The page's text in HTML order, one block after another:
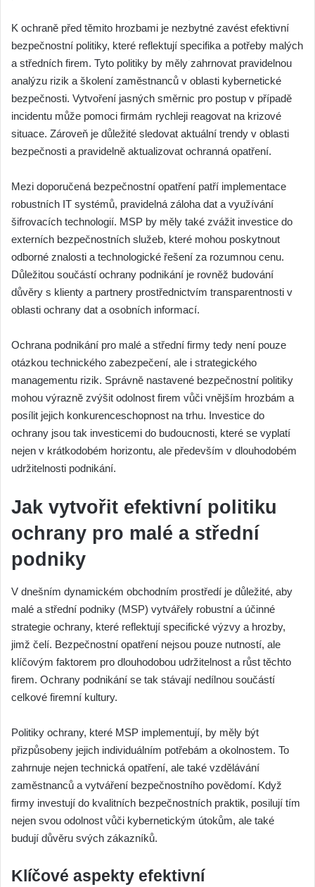
K ochraně před těmito hrozbami je nezbytné zavést efektivní
bezpečnostní politiky, které reflektují specifika a potřeby malých
a středních firem. Tyto politiky by měly zahrnovat pravidelnou
analýzu rizik a školení zaměstnanců v oblasti kybernetické
bezpečnosti. Vytvoření jasných směrnic pro postup v případě
incidentu může pomoci firmám rychleji reagovat na krizové
situace. Zároveň je důležité sledovat aktuální trendy v oblasti
bezpečnosti a pravidelně aktualizovat ochranná opatření.
Mezi doporučená bezpečnostní opatření patří implementace
robustních IT systémů, pravidelná záloha dat a využívání
šifrovacích technologií. MSP by měly také zvážit investice do
externích bezpečnostních služeb, které mohou poskytnout
odborné znalosti a technologické řešení za rozumnou cenu.
Důležitou součástí ochrany podnikání je rovněž budování
důvěry s klienty a partnery prostřednictvím transparentnosti v
oblasti ochrany dat a osobních informací.
Ochrana podnikání pro malé a střední firmy tedy není pouze
otázkou technického zabezpečení, ale i strategického
managementu rizik. Správně nastavené bezpečnostní politiky
mohou výrazně zvýšit odolnost firem vůči vnějším hrozbám a
posílit jejich konkurenceschopnost na trhu. Investice do
ochrany jsou tak investicemi do budoucnosti, které se vyplatí
nejen v krátkodobém horizontu, ale především v dlouhodobém
udržitelnosti podnikání.
Jak vytvořit efektivní politiku
ochrany pro malé a střední
podniky
V dnešním dynamickém obchodním prostředí je důležité, aby
malé a střední podniky (MSP) vytvářely robustní a účinné
strategie ochrany, které reflektují specifické výzvy a hrozby,
jimž čelí. Bezpečnostní opatření nejsou pouze nutností, ale
klíčovým faktorem pro dlouhodobou udržitelnost a růst těchto
firem. Ochrany podnikání se tak stávají nedílnou součástí
celkové firemní kultury.
Politiky ochrany, které MSP implementují, by měly být
přizpůsobeny jejich individuálním potřebám a okolnostem. To
zahrnuje nejen technická opatření, ale také vzdělávání
zaměstnanců a vytváření bezpečnostního povědomí. Když
firmy investují do kvalitních bezpečnostních praktik, posilují tím
nejen svou odolnost vůči kybernetickým útokům, ale také
budují důvěru svých zákazníků.
Klíčové aspekty efektivní